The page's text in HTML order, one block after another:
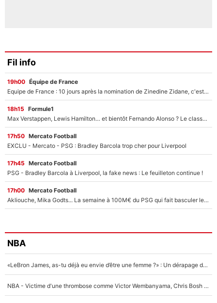
Fil info
19h00 Équipe de France
Equipe de France : 10 jours après la nomination de Zinedine Zidane, c'est au tour de son fils de prendre un nouveau départ !
18h15 Formule1
Max Verstappen, Lewis Hamilton… et bientôt Fernando Alonso ? Le classement des pilotes les mieux payés en Formule 1 risque de changer !
17h50 Mercato Football
EXCLU - Mercato - PSG : Bradley Barcola trop cher pour Liverpool
17h45 Mercato Football
PSG - Bradley Barcola à Liverpool, la fake news : Le feuilleton continue !
17h00 Mercato Football
Akliouche, Mika Godts... La semaine à 100M€ du PSG qui fait basculer le mercato du PSG !
NBA
«LeBron James, as-tu déjà eu envie d’être une femme ?» : Un dérapage de Donald Trump sur la superstar de la NBA refait surface
NBA - Victime d'une thrombose comme Victor Wembanyama, Chris Bosh prévient le Français des risques sur sa santé : «J’ai failli mourir sur le coup et j’ai été ramené à la vie»